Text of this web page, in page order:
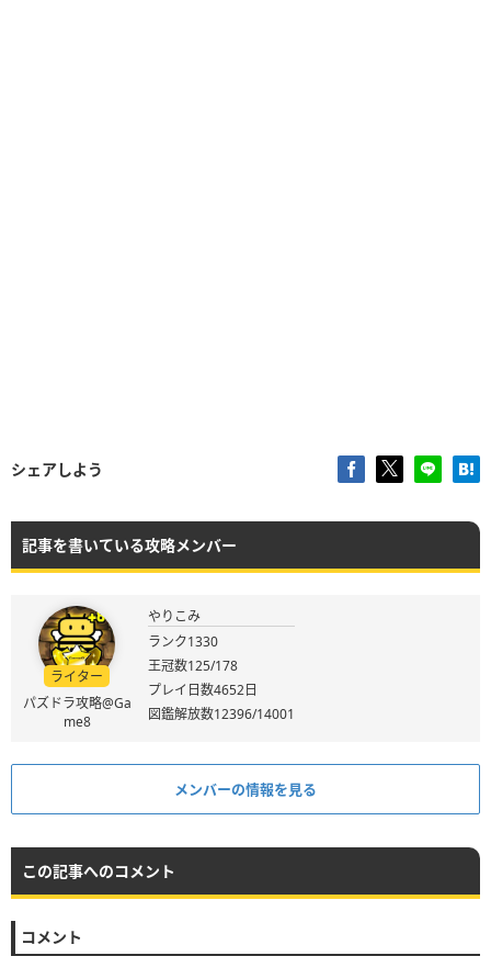
シェアしよう
記事を書いている攻略メンバー
ライター
パズドラ攻略@Ga
me8
やりこみ
ランク1330
王冠数125/178
プレイ日数4652日
図鑑解放数12396/14001
メンバーの情報を見る
この記事へのコメント
コメント